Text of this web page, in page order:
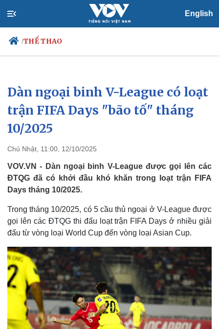
English
/THỂ THAO
Chính trị
Đảng
Tổ chức nhân sự
Quốc hội
Nhận diện sự thật
Xã hội
Tin 24h
Dự báo thời tiết
Dàn ngoại binh V-League có loạt
trận FIFA Days "bão tố" tháng
10/2025
Chủ Nhật, 11:00, 12/10/2025
VOV.VN - Dàn ngoại binh V-League được gọi lên các
ĐTQG đã có khởi đầu khó khăn trong loạt trận FIFA
Days tháng 10/2025.
Trong tháng 10/2025, có 5 cầu thủ ngoại ở V-League được
gọi lên các ĐTQG thi đấu loạt trận FIFA Days ở nhiều giải
đấu từ vòng loại World Cup đến vòng loại Asian Cup.